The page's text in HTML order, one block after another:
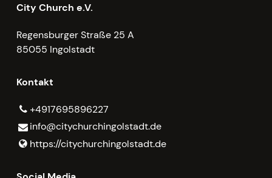
City Church e.V.
Regensburger Straße 25 A
85055 Ingolstadt
Kontakt
+4917695896227
info@​citychurchingolstadt.​de
https://citychurchingolstadt.​de